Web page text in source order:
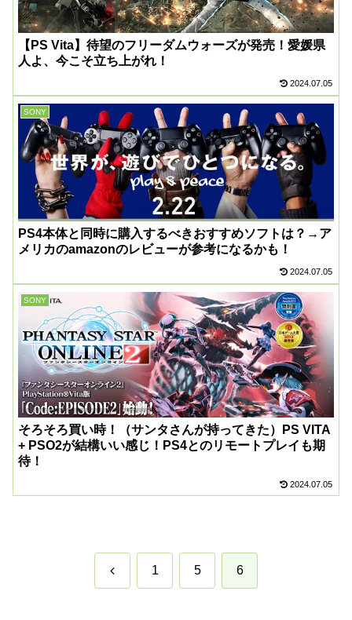
【PS Vita】待望のフリーダムウォーズが発売！愛媛県
人よ、今こそ立ち上がれ！
2024.07.05
SONY
PS4本体と同時に購入するべきおすすめソフトは？→ア
メリカのamazonのレビューが参考になるかも！
2024.07.05
SONY
そろそろ買い時！（サンタさんが持ってきた）PS VITA
+ PSO2が結構いい感じ！PS4とのリモートプレイも期
待！
2024.07.05
前 1 5 6